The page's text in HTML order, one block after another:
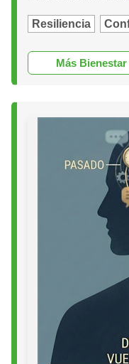
Resiliencia
Más Bienestar